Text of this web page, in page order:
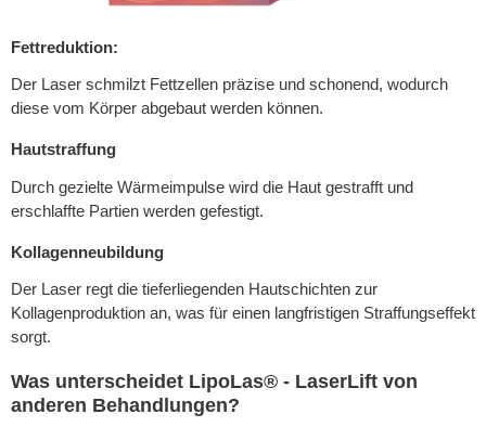
Fettreduktion:
Der Laser schmilzt Fettzellen präzise und schonend, wodurch
diese vom Körper abgebaut werden können.
Hautstraffung
Durch gezielte Wärmeimpulse wird die Haut gestrafft und
erschlaffte Partien werden gefestigt.
Kollagenneubildung
Der Laser regt die tieferliegenden Hautschichten zur
Kollagenproduktion an, was für einen langfristigen Straffungseffekt
sorgt.
Was unterscheidet LipoLas® - LaserLift von
anderen Behandlungen?